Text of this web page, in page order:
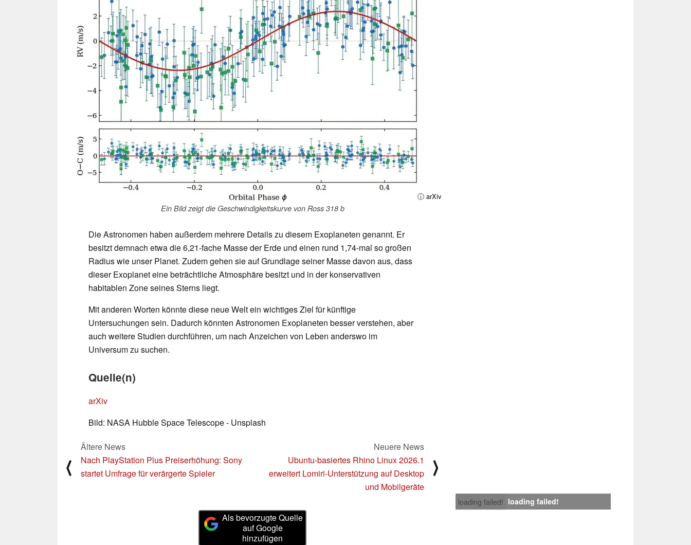
ⓘ arXiv
Ein Bild zeigt die Geschwindigkeitskurve von Ross 318 b
Die Astronomen haben außerdem mehrere Details zu diesem Exoplaneten genannt. Er
besitzt demnach etwa die 6,21-fache Masse der Erde und einen rund 1,74-mal so großen
Radius wie unser Planet. Zudem gehen sie auf Grundlage seiner Masse davon aus, dass
dieser Exoplanet eine beträchtliche Atmosphäre besitzt und in der konservativen
habitablen Zone seines Sterns liegt.
Mit anderen Worten könnte diese neue Welt ein wichtiges Ziel für künftige
Untersuchungen sein. Dadurch könnten Astronomen Exoplaneten besser verstehen, aber
auch weitere Studien durchführen, um nach Anzeichen von Leben anderswo im
Universum zu suchen.
Quelle(n)
arXiv
Bild: NASA Hubble Space Telescope - Unsplash
⟨
Ältere News
Nach PlayStation Plus Preiserhöhung: Sony
startet Umfrage für verärgerte Spieler
Neuere News
Ubuntu-basiertes Rhino Linux 2026.1
erweitert Lomiri-Unterstützung auf Desktop
und Mobilgeräte
⟩
loading failed! loading failed!
Als bevorzugte Quelle
auf Google
hinzufügen